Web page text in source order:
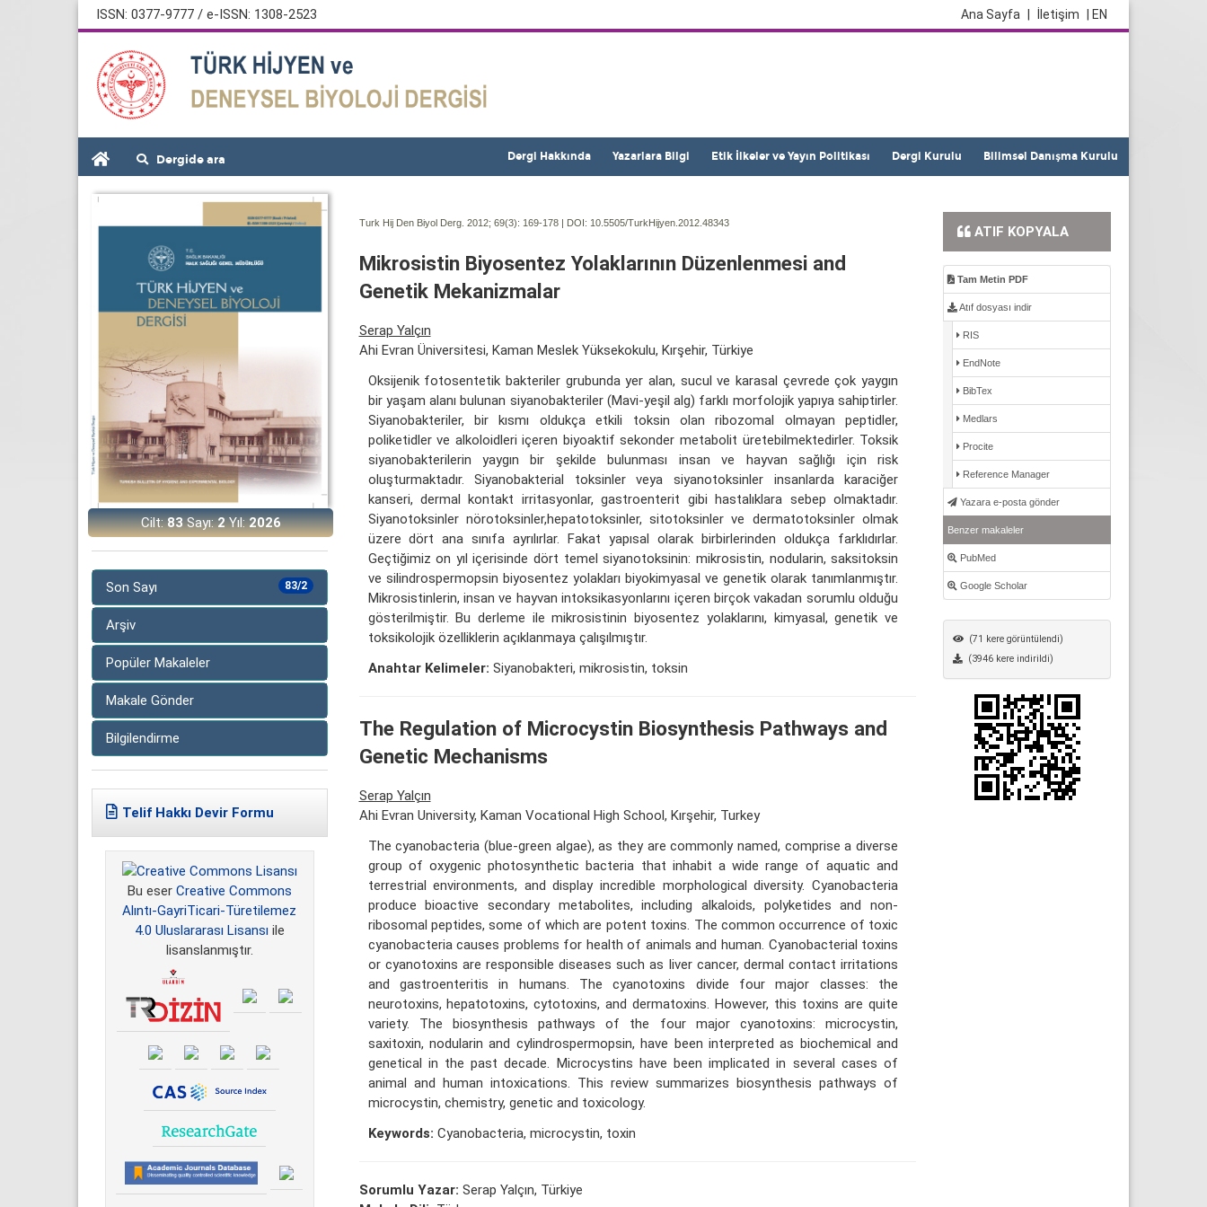
ISSN: 0377-9777 / e-ISSN: 1308-2523 | EN
İletişim
Ana Sayfa
Dergide ara Dergi Hakkında Yazarlara Bilgi Etik İlkeler ve Yayın Politikası Dergi Kurulu Bilimsel Danışma Kurulu
Cilt:83Sayı:2Yıl:2026
83/2
Son Sayı
Arşiv
Popüler Makaleler
Makale Gönder
Bilgilendirme
Telif Hakkı Devir Formu
Bu eser Creative Commons
Alıntı-GayriTicari-Türetilemez
4.0 Uluslararası Lisansı ile
lisanslanmıştır.
Turk Hij Den Biyol Derg. 2012; 69(3): 169-178 | DOI: 10.5505/TurkHijyen.2012.48343
Mikrosistin Biyosentez Yolaklarının Düzenlenmesi and
Genetik Mekanizmalar
Serap Yalçın
Ahi Evran Üniversitesi, Kaman Meslek Yüksekokulu, Kırşehir, Türkiye
Oksijenik fotosentetik bakteriler grubunda yer alan, sucul ve karasal çevrede çok yaygın
bir yaşam alanı bulunan siyanobakteriler (Mavi-yeşil alg) farklı morfolojik yapıya sahiptirler.
Siyanobakteriler, bir kısmı oldukça etkili toksin olan ribozomal olmayan peptidler,
poliketidler ve alkoloidleri içeren biyoaktif sekonder metabolit üretebilmektedirler. Toksik
siyanobakterilerin yaygın bir şekilde bulunması insan ve hayvan sağlığı için risk
oluşturmaktadır. Siyanobakterial toksinler veya siyanotoksinler insanlarda karaciğer
kanseri, dermal kontakt irritasyonlar, gastroenterit gibi hastalıklara sebep olmaktadır.
Siyanotoksinler nörotoksinler,hepatotoksinler, sitotoksinler ve dermatotoksinler olmak
üzere dört ana sınıfa ayrılırlar. Fakat yapısal olarak birbirlerinden oldukça farklıdırlar.
Geçtiğimiz on yıl içerisinde dört temel siyanotoksinin: mikrosistin, nodularin, saksitoksin
ve silindrospermopsin biyosentez yolakları biyokimyasal ve genetik olarak tanımlanmıştır.
Mikrosistinlerin, insan ve hayvan intoksikasyonlarını içeren birçok vakadan sorumlu olduğu
gösterilmiştir. Bu derleme ile mikrosistinin biyosentez yolaklarını, kimyasal, genetik ve
toksikolojik özelliklerin açıklanmaya çalışılmıştır.
Anahtar Kelimeler: Siyanobakteri, mikrosistin, toksin
The Regulation of Microcystin Biosynthesis Pathways and
Genetic Mechanisms
Serap Yalçın
Ahi Evran University, Kaman Vocational High School, Kırşehir, Turkey
The cyanobacteria (blue-green algae), as they are commonly named, comprise a diverse
group of oxygenic photosynthetic bacteria that inhabit a wide range of aquatic and
terrestrial environments, and display incredible morphological diversity. Cyanobacteria
produce bioactive secondary metabolites, including alkaloids, polyketides and non-
ribosomal peptides, some of which are potent toxins. The common occurrence of toxic
cyanobacteria causes problems for health of animals and human. Cyanobacterial toxins
or cyanotoxins are responsible diseases such as liver cancer, dermal contact irritations
and gastroenteritis in humans. The cyanotoxins divide four major classes: the
neurotoxins, hepatotoxins, cytotoxins, and dermatoxins. However, this toxins are quite
variety. The biosynthesis pathways of the four major cyanotoxins: microcystin,
saxitoxin, nodularin and cylindrospermopsin, have been interpreted as biochemical and
genetical in the past decade. Microcystins have been implicated in several cases of
animal and human intoxications. This review summarizes biosynthesis pathways of
microcystin, chemistry, genetic and toxicology.
Keywords: Cyanobacteria, microcystin, toxin
Sorumlu Yazar: Serap Yalçın, Türkiye
ATIF KOPYALA
Tam Metin PDF
Atıf dosyası indir
RIS
EndNote
BibTex
Medlars
Procite
Reference Manager
Yazara e-posta gönder
Benzer makaleler
PubMed
Google Scholar
(71 kere görüntülendi)
(3946 kere indirildi)